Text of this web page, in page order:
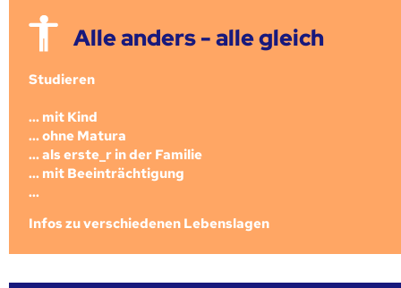
Alle anders - alle gleich
Studieren
... mit Kind
... ohne Matura
... als erste_r in der Familie
... mit Beeinträchtigung
...
Infos zu verschiedenen Lebenslagen